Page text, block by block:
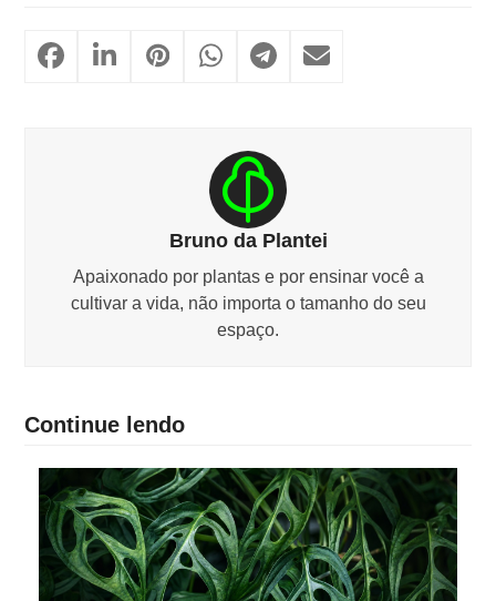
Bruno da Plantei
Apaixonado por plantas e por ensinar você a
cultivar a vida, não importa o tamanho do seu
espaço.
Continue lendo